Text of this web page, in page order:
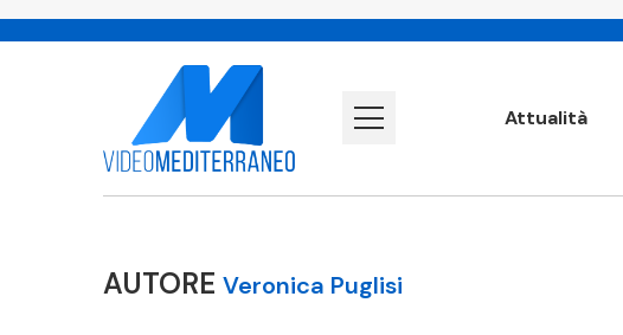
Attualità
AUTORE Veronica Puglisi